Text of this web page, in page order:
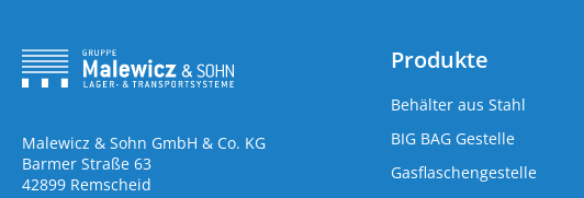
Malewicz & Sohn GmbH & Co. KG
Barmer Straße 63
42899 Remscheid
Produkte
Behälter aus Stahl
BIG BAG Gestelle
Gasflaschengestelle